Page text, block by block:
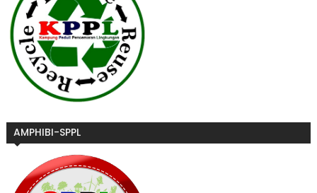
AMPHIBI-SPPL